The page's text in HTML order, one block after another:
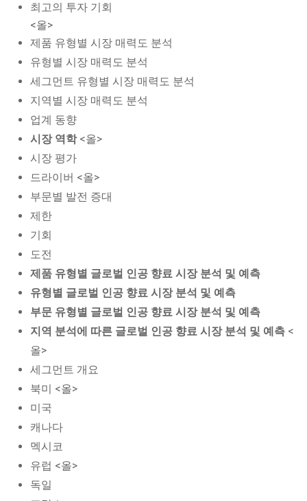
최고의 투자 기회
<올>
제품 유형별 시장 매력도 분석
유형별 시장 매력도 분석
세그먼트 유형별 시장 매력도 분석
지역별 시장 매력도 분석
업계 동향
시장 역학<올>
시장 평가
드라이버 <올>
부문별 발전 증대
제한
기회
도전
제품 유형별 글로벌 인공 향료 시장 분석 및 예측
유형별 글로벌 인공 향료 시장 분석 및 예측
부문 유형별 글로벌 인공 향료 시장 분석 및 예측
지역 분석에 따른 글로벌 인공 향료 시장 분석 및 예측 <
올>
세그먼트 개요
북미 <올>
미국
캐나다
멕시코
유럽 <올>
독일